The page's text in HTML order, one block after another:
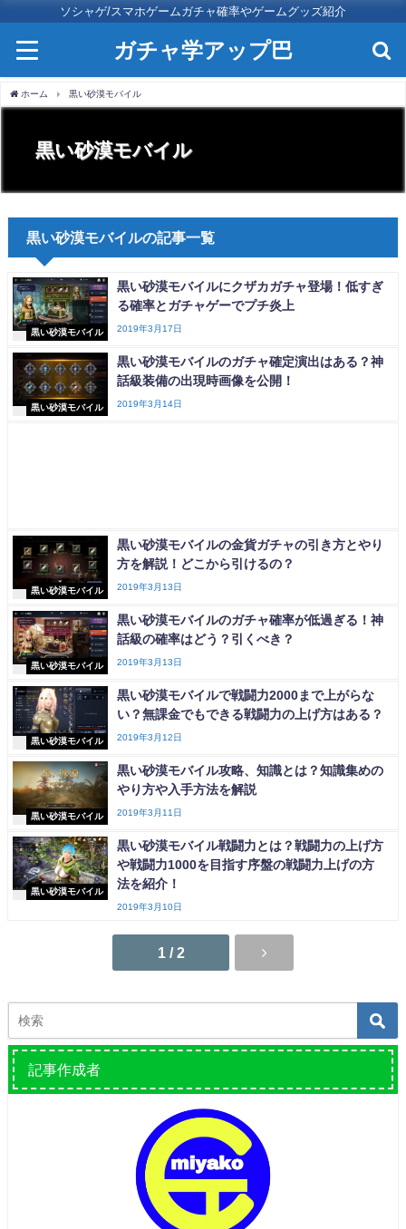
ソシャゲ/スマホゲームガチャ確率やゲームグッズ紹介
ガチャ学アップ巴
ホーム 黒い砂漠モバイル
黒い砂漠モバイル
黒い砂漠モバイルの記事一覧
黒い砂漠モバイル
黒い砂漠モバイルにクザカガチャ登場！低すぎ
る確率とガチャゲーでプチ炎上
2019年3月17日
黒い砂漠モバイル
黒い砂漠モバイルのガチャ確定演出はある？神
話級装備の出現時画像を公開！
2019年3月14日
黒い砂漠モバイル
黒い砂漠モバイルの金貨ガチャの引き方とやり
方を解説！どこから引けるの？
2019年3月13日
黒い砂漠モバイル
黒い砂漠モバイルのガチャ確率が低過ぎる！神
話級の確率はどう？引くべき？
2019年3月13日
黒い砂漠モバイル
黒い砂漠モバイルで戦闘力2000まで上がらな
い？無課金でもできる戦闘力の上げ方はある？
2019年3月12日
黒い砂漠モバイル
黒い砂漠モバイル攻略、知識とは？知識集めの
やり方や入手方法を解説
2019年3月11日
黒い砂漠モバイル
黒い砂漠モバイル戦闘力とは？戦闘力の上げ方
や戦闘力1000を目指す序盤の戦闘力上げの方
法を紹介！
2019年3月10日
1 / 2
記事作成者